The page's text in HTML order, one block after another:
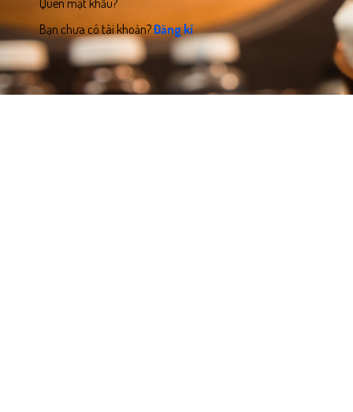
Bạn chưa có tài khoản?Đăng kí